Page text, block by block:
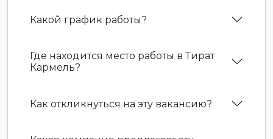
Какой график работы?
Где находится место работы в Тират
Кармель?
Как откликнуться на эту вакансию?